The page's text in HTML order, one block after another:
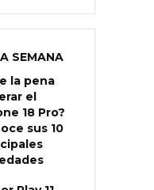
SEMANA
la pena
el
18 Pro?
sus 10